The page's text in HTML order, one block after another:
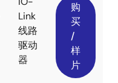
Link
线路
驱动
器
购
买
/
样
片